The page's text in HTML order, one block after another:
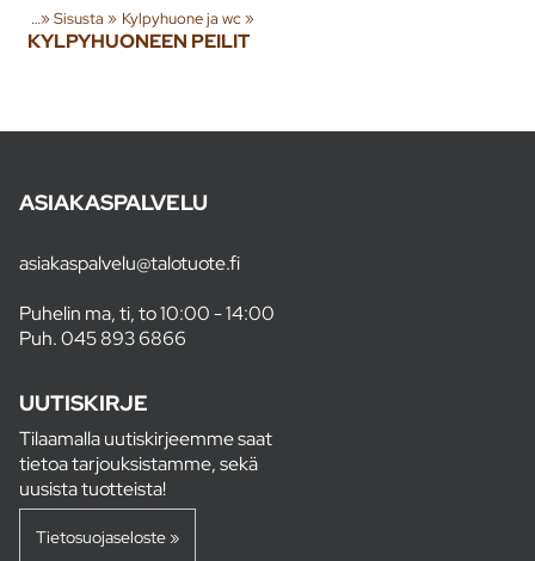
‪»Sisusta ‪» Kylpyhuone ja wc‪»
KYLPYHUONEEN PEILIT
ASIAKASPALVELU
asiakaspalvelu@talotuote.fi
Puhelin ma, ti, to 10:00 - 14:00
Puh.045 893 6866
UUTISKIRJE
Tilaamalla uutiskirjeemme saat
tietoa tarjouksistamme, sekä
uusista tuotteista!
Tietosuojaseloste »